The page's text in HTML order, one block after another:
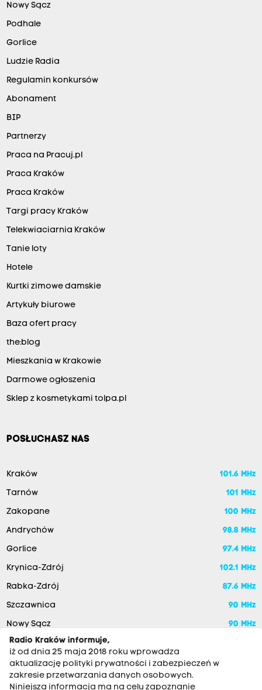
Nowy Sącz
Podhale
Gorlice
Ludzie Radia
Regulamin konkursów
Abonament
BIP
Partnerzy
Praca na Pracuj.pl
Praca Kraków
Praca Kraków
Targi pracy Kraków
Telekwiaciarnia Kraków
Tanie loty
Hotele
Kurtki zimowe damskie
Artykuły biurowe
Baza ofert pracy
the:blog
Mieszkania w Krakowie
Darmowe ogłoszenia
Sklep z kosmetykami tolpa.pl
POSŁUCHASZ NAS
Kraków 101.6 MHz
Tarnów 101 MHz
Zakopane 100 MHz
Andrychów 98.8 MHz
Gorlice 97.4 MHz
Krynica-Zdrój 102.1 MHz
Rabka-Zdrój 87.6 MHz
Szczawnica 90 MHz
Nowy Sącz
90 MHz
Radio Kraków informuje,
iż od dnia 25 maja 2018 roku wprowadza
aktualizację polityki prywatności i zabezpieczeń w
zakresie przetwarzania danych osobowych.
Niniejsza informacja ma na celu zapoznanie